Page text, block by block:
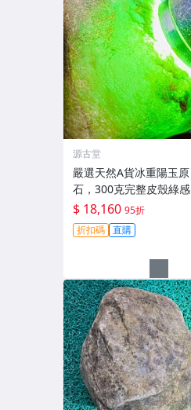
源古堂
嚴選天然A貨冰重陽玉原
石，300克完整皮殼綠感
佳，支持檢測保真，適合
收藏 冰重陽玉 翡翠 原石
$ 18,160 95折
折扣碼 直購